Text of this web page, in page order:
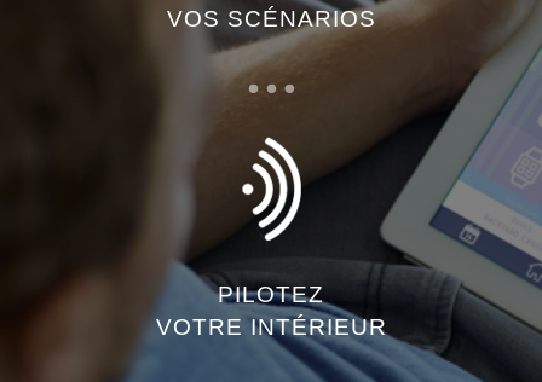
VOS SCÉNARIOS
PILOTEZ
VOTRE INTÉRIEUR